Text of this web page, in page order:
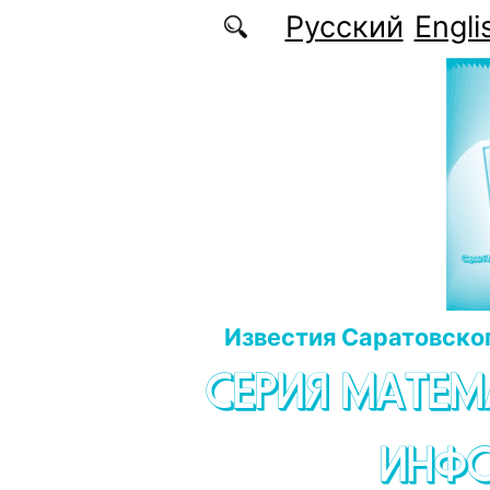
Перейти к основному содержаниюРусский
Известия
СЕРИЯ